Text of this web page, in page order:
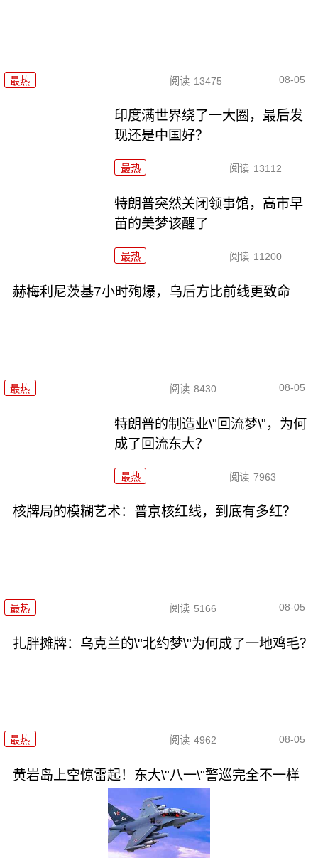
最热 阅读 13475 08-05
印度满世界绕了一大圈，最后发
现还是中国好？
最热 阅读 13112
特朗普突然关闭领事馆，高市早
苗的美梦该醒了
最热 阅读 11200
赫梅利尼茨基7小时殉爆，乌后方比前线更致命
最热 阅读 8430 08-05
特朗普的制造业\"回流梦\"，为何
成了回流东大？
最热 阅读 7963
核牌局的模糊艺术：普京核红线，到底有多红？
最热 阅读 5166 08-05
扎胖摊牌：乌克兰的\"北约梦\"为何成了一地鸡毛？
最热 阅读 4962 08-05
黄岩岛上空惊雷起！东大\"八一\"警巡完全不一样